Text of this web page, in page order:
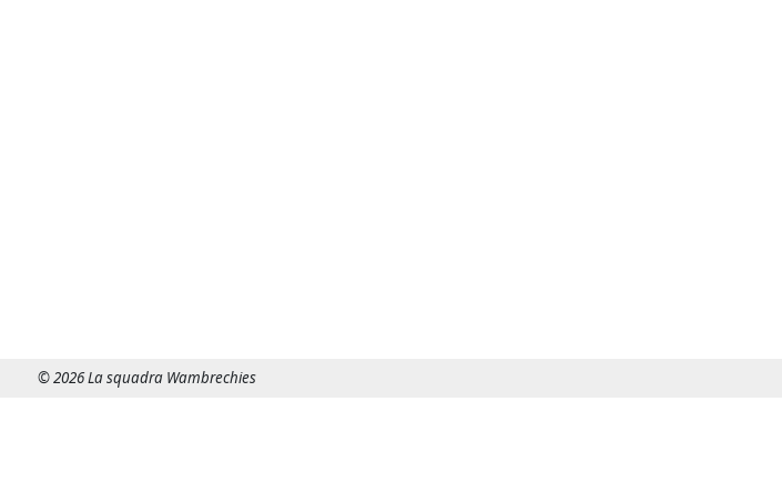
© 2026 La squadra Wambrechies